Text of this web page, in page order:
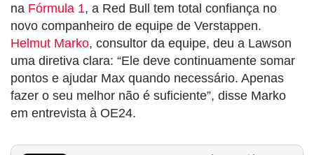
na Fórmula 1, a Red Bull tem total confiança no
novo companheiro de equipe de Verstappen.
Helmut Marko, consultor da equipe, deu a Lawson
uma diretiva clara: “Ele deve continuamente somar
pontos e ajudar Max quando necessário. Apenas
fazer o seu melhor não é suficiente”, disse Marko
em entrevista à OE24.